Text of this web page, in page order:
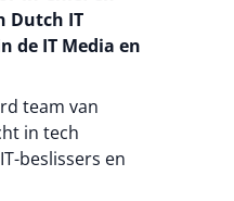
Dutch IT
de IT Media en
team van
in tech
beslissers en